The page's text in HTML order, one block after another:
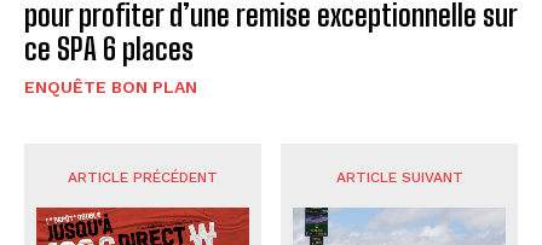
pour profiter d’une remise exceptionnelle sur
ce SPA 6 places
ENQUÊTE BON PLAN
ARTICLE PRÉCÉDENT ARTICLE SUIVANT